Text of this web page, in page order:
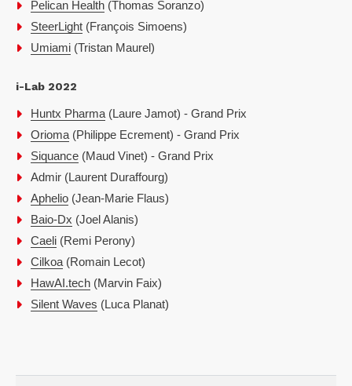
Pelican Health (Thomas Soranzo)
SteerLight (François Simoens)
Umiami (Tristan Maurel)
i-Lab 2022
Huntx Pharma (Laure Jamot) - Grand Prix
Orioma (Philippe Ecrement) - Grand Prix
Siquance (Maud Vinet) - Grand Prix
Admir (Laurent Duraffourg)
Aphelio (Jean-Marie Flaus)
Baio-Dx (Joel Alanis)
Caeli (Remi Perony)
Cilkoa (Romain Lecot)
HawAI.tech (Marvin Faix)
Silent Waves (Luca Planat)